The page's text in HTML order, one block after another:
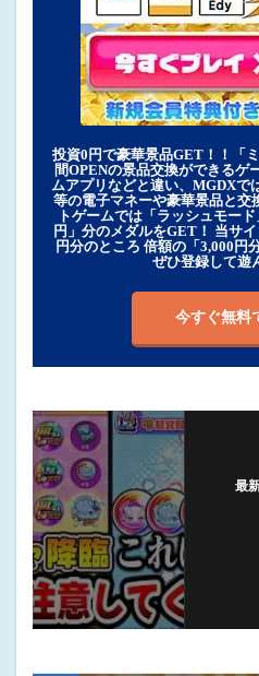
投資0円で豪華景品GET！！「
間OPENの景品交換ができるゲ
ムアプリなどと違い、MGDXで
等の電子マネーや豪華景品と交
トゲームでは「ラッシュモー
円」分のメダルをGET！ 当サ
円分のところ 倍額の「3,000円
ぜひ登録して遊
今すぐ無料
最